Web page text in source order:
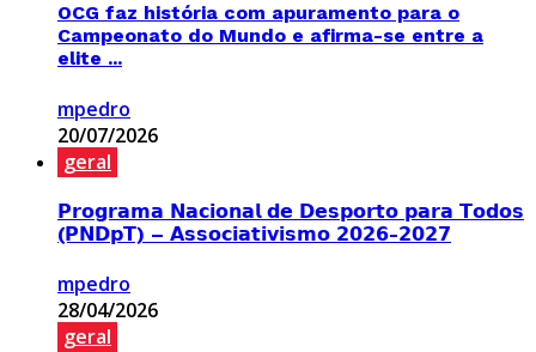
OCG faz história com apuramento para o
Campeonato do Mundo e afirma-se entre a
elite ...
mpedro
20/07/2026
geral
𝗣𝗿𝗼𝗴𝗿𝗮𝗺𝗮 𝗡𝗮𝗰𝗶𝗼𝗻𝗮𝗹 𝗱𝗲 𝗗𝗲𝘀𝗽𝗼𝗿𝘁𝗼 𝗽𝗮𝗿𝗮 𝗧𝗼𝗱𝗼𝘀
(𝗣𝗡𝗗𝗽𝗧) – 𝗔𝘀𝘀𝗼𝗰𝗶𝗮𝘁𝗶𝘃𝗶𝘀𝗺𝗼 𝟮𝟬𝟮𝟲-𝟮𝟬𝟮𝟳
mpedro
28/04/2026
geral